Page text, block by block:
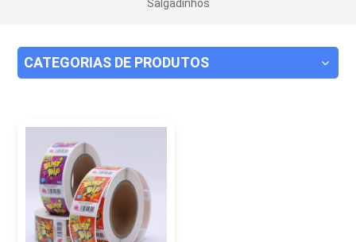
Salgadinhos
CATEGORIAS DE PRODUTOS